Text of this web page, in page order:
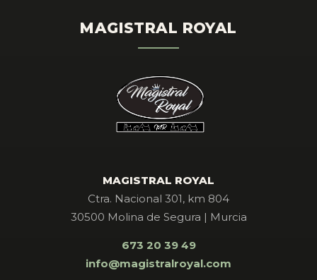
MAGISTRAL ROYAL
MAGISTRAL ROYAL
Ctra. Nacional 301, km 804
30500 Molina de Segura | Murcia
673 20 39 49
info@magistralroyal.com